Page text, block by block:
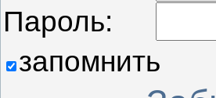
Пароль:
запомнить